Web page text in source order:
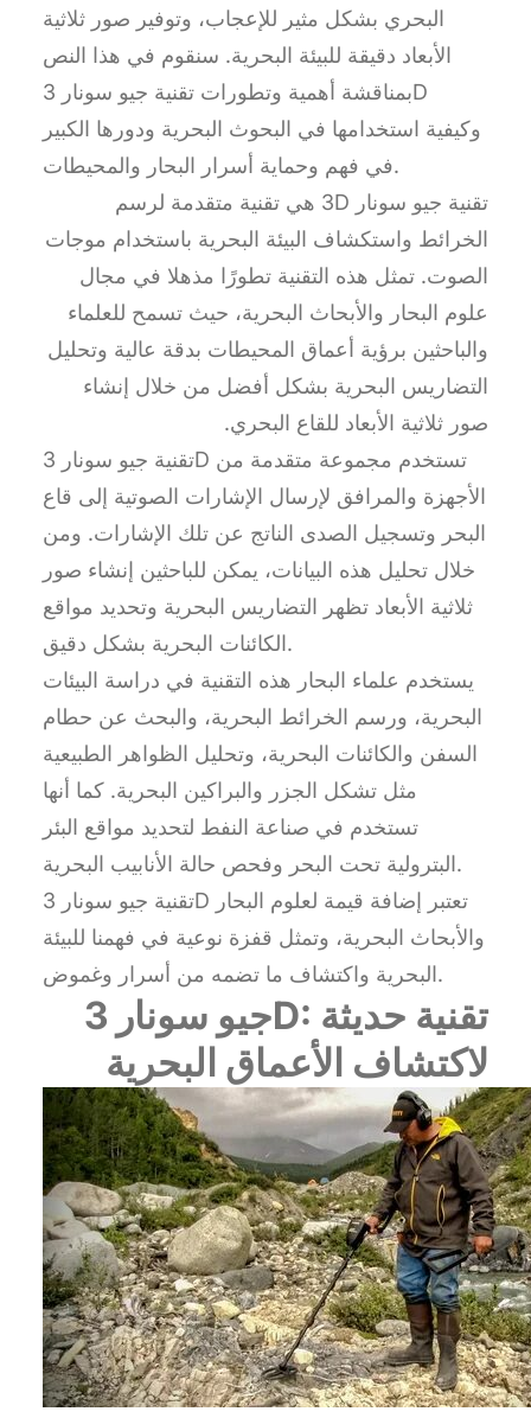
البحري بشكل مثير للإعجاب، وتوفير صور ثلاثية
الأبعاد دقيقة للبيئة البحرية. سنقوم في هذا النص
بمناقشة أهمية وتطورات تقنية جيو سونار 3D
وكيفية استخدامها في البحوث البحرية ودورها الكبير
في فهم وحماية أسرار البحار والمحيطات.
تقنية جيو سونار 3D هي تقنية متقدمة لرسم
الخرائط واستكشاف البيئة البحرية باستخدام موجات
الصوت. تمثل هذه التقنية تطورًا مذهلا في مجال
علوم البحار والأبحاث البحرية، حيث تسمح للعلماء
والباحثين برؤية أعماق المحيطات بدقة عالية وتحليل
التضاريس البحرية بشكل أفضل من خلال إنشاء
صور ثلاثية الأبعاد للقاع البحري.
تقنية جيو سونار 3D تستخدم مجموعة متقدمة من
الأجهزة والمرافق لإرسال الإشارات الصوتية إلى قاع
البحر وتسجيل الصدى الناتج عن تلك الإشارات. ومن
خلال تحليل هذه البيانات، يمكن للباحثين إنشاء صور
ثلاثية الأبعاد تظهر التضاريس البحرية وتحديد مواقع
الكائنات البحرية بشكل دقيق.
يستخدم علماء البحار هذه التقنية في دراسة البيئات
البحرية، ورسم الخرائط البحرية، والبحث عن حطام
السفن والكائنات البحرية، وتحليل الظواهر الطبيعية
مثل تشكل الجزر والبراكين البحرية. كما أنها
تستخدم في صناعة النفط لتحديد مواقع البئر
البترولية تحت البحر وفحص حالة الأنابيب البحرية.
تقنية جيو سونار 3D تعتبر إضافة قيمة لعلوم البحار
والأبحاث البحرية، وتمثل قفزة نوعية في فهمنا للبيئة
البحرية واكتشاف ما تضمه من أسرار وغموض.
جيو سونار 3D: تقنية حديثة
لاكتشاف الأعماق البحرية